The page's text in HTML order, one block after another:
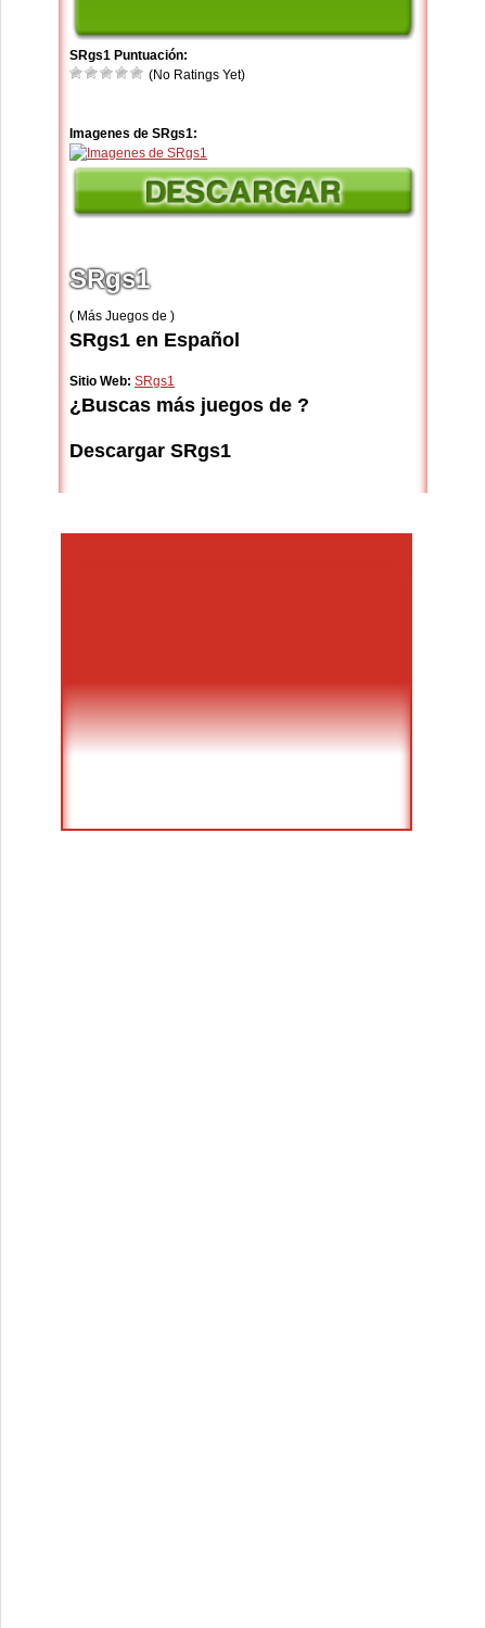
SRgs1 Puntuación:
(No Ratings Yet)
Imagenes de SRgs1:
SRgs1
( Más Juegos de )
SRgs1 en Español
Sitio Web: SRgs1
¿Buscas más juegos de ?
Descargar SRgs1